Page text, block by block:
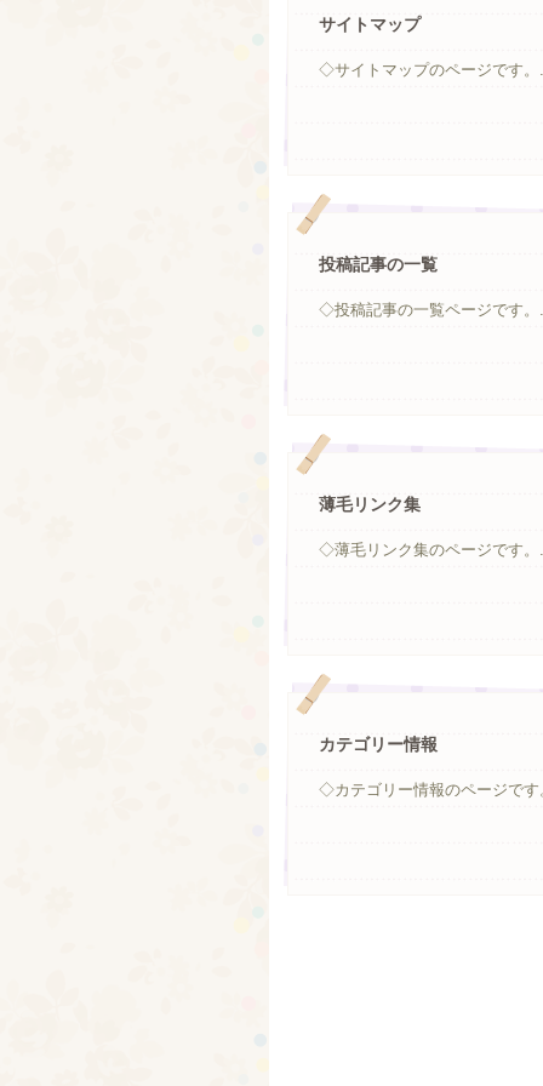
サイトマップ
◇サイトマップのページです。
投稿記事の一覧
◇投稿記事の一覧ページです。
薄毛リンク集
◇薄毛リンク集のページです。
カテゴリー情報
◇カテゴリー情報のページです